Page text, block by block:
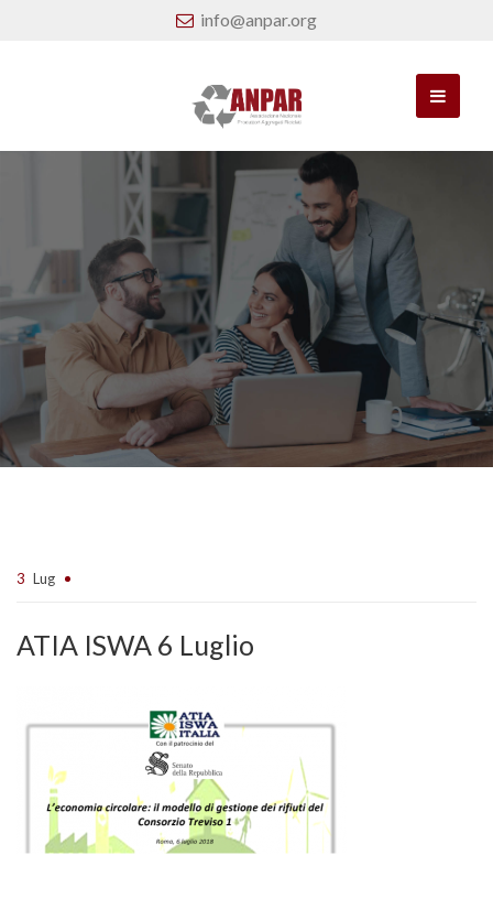
info@anpar.org
3 Lug
ATIA ISWA 6 Luglio